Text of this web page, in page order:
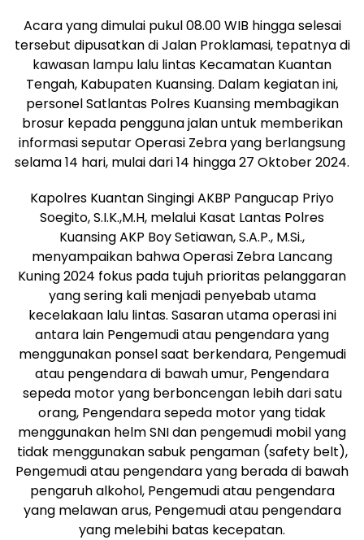
Acara yang dimulai pukul 08.00 WIB hingga selesai
tersebut dipusatkan di Jalan Proklamasi, tepatnya di
kawasan lampu lalu lintas Kecamatan Kuantan
Tengah, Kabupaten Kuansing. Dalam kegiatan ini,
personel Satlantas Polres Kuansing membagikan
brosur kepada pengguna jalan untuk memberikan
informasi seputar Operasi Zebra yang berlangsung
selama 14 hari, mulai dari 14 hingga 27 Oktober 2024.
Kapolres Kuantan Singingi AKBP Pangucap Priyo
Soegito, S.I.K.,M.H, melalui Kasat Lantas Polres
Kuansing AKP Boy Setiawan, S.A.P., M.Si.,
menyampaikan bahwa Operasi Zebra Lancang
Kuning 2024 fokus pada tujuh prioritas pelanggaran
yang sering kali menjadi penyebab utama
kecelakaan lalu lintas. Sasaran utama operasi ini
antara lain Pengemudi atau pengendara yang
menggunakan ponsel saat berkendara, Pengemudi
atau pengendara di bawah umur, Pengendara
sepeda motor yang berboncengan lebih dari satu
orang, Pengendara sepeda motor yang tidak
menggunakan helm SNI dan pengemudi mobil yang
tidak menggunakan sabuk pengaman (safety belt),
Pengemudi atau pengendara yang berada di bawah
pengaruh alkohol, Pengemudi atau pengendara
yang melawan arus, Pengemudi atau pengendara
yang melebihi batas kecepatan.